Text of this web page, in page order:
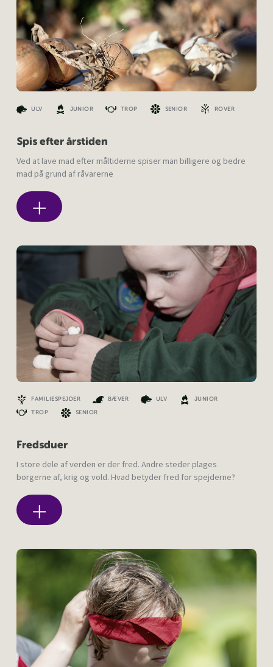
ULV JUNIOR TROP SENIOR ROVER
Spis efter årstiden
Ved at lave mad efter måltiderne spiser man billigere og bedre
mad på grund af råvarerne
FAMILIESPEJDER BÆVER ULV JUNIOR
TROP SENIOR
Fredsduer
I store dele af verden er der fred. Andre steder plages
borgerne af, krig og vold. Hvad betyder fred for spejderne?